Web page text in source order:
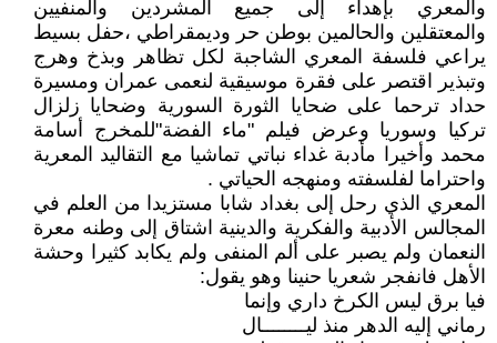
والمعري بإهداء إلى جميع المشردين والمنفيين
والمعتقلين والحالمين بوطن حر وديمقراطي ،حفل بسيط
يراعي فلسفة المعري الشاجبة لكل تظاهر وبذخ وهرج
وتبذير اقتصر على فقرة موسيقية لنعمى عمران ومسيرة
حداد ترحما على ضحايا الثورة السورية وضحايا زلزال
تركيا وسوريا وعرض فيلم "ماء الفضة"للمخرج أسامة
محمد وأخيرا مأدبة غداء نباتي تماشيا مع التقاليد المعرية
واحتراما لفلسفته ومنهجه الحياتي .
المعري الذي رحل إلى بغداد شابا مستزيدا من العلم في
المجالس الأدبية والفكرية والدينية اشتاق إلى وطنه معرة
النعمان ولم يصبر على ألم المنفى ولم يكابد كثيرا وحشة
الأهل فانفجر شعريا حنينا وهو يقول:
فيا برق ليس الكرخ داري وإنما
رماني إليه الدهر منذ ليــــــــال